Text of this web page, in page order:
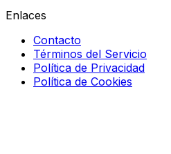
Enlaces
Contacto
Términos del Servicio
Política de Privacidad
Política de Cookies